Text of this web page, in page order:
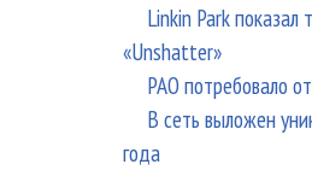
Linkin Park показал
«Unshatter»
РАО потребовало
В сеть выложен
года